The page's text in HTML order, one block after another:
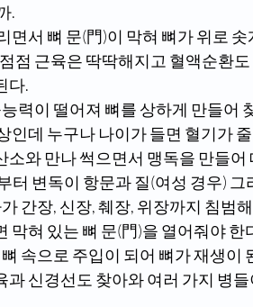
.
점 근육은 딱딱해지고 혈액순환
다.
인데 누구나 나이가 들면 혈기가
소와 만나 썩으면서 맹독을 만들
터 변독이 항문과 질(여성 경우)
간장, 신장, 췌장, 위장까지 침범
속으로 주입이 되어 뼈가 재생이
과 신경선도 찾아와 여러 가지 병